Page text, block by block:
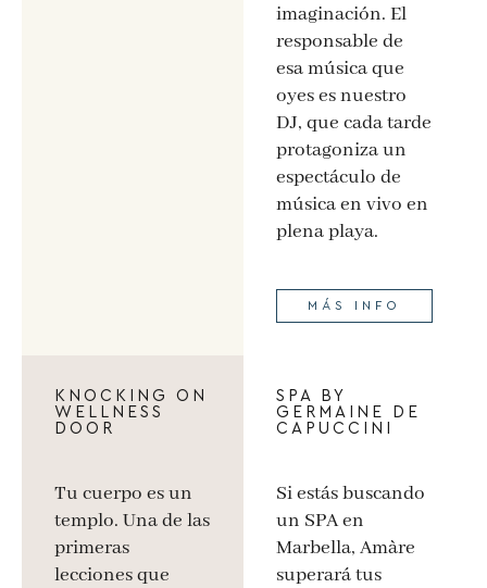
imaginación. El
responsable de
esa música que
oyes es nuestro
DJ, que cada tarde
protagoniza un
espectáculo de
música en vivo en
plena playa.
MÁS INFO
SPA BY
GERMAINE DE
CAPUCCINI
Si estás buscando
un SPA en
Marbella, Amàre
superará tus
KNOCKING ON
WELLNESS
DOOR
Tu cuerpo es un
templo. Una de las
primeras
lecciones que